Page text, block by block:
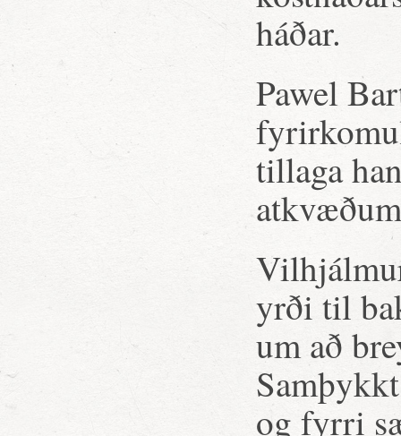
háðar.
Pawel
tillaga
yrði til
um að
og fyrri